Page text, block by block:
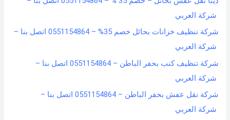
شركة العربي
شركة تنظيف خزانات بحائل خصم 35% – 0551154864 اتصل بنا –
شركة العربي
شركة تنظيف كنب بحفر الباطن – 0551154864 اتصل بنا –
شركة العربي
شركة نقل عفش بحفر الباطن – 0551154864 اتصل بنا –
شركة العربي